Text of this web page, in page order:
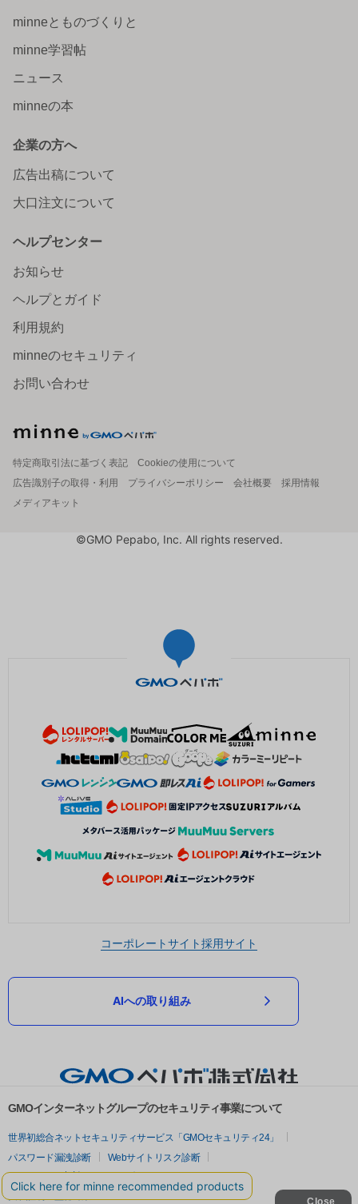
minneとものづくりと
minne学習帖
ニュース
minneの本
企業の方へ
広告出稿について
大口注文について
ヘルプセンター
お知らせ
ヘルプとガイド
利用規約
minneのセキュリティ
お問い合わせ
特定商取引法に基づく表記
Cookieの使用について
広告識別子の取得・利用
プライバシーポリシー 会社概要
採用情報
メディアキット
©GMO Pepabo, Inc. All rights reserved.
コーポレートサイト採用サイト
AIへの取り組み
GMOインターネットグループのセキュリティ事業について
世界初総合ネットセキュリティサービス「GMOセキュリティ24」
パスワード漏洩診断
Webサイトリスク診断
セキュリティ相談AIチャットボット
実在証明・盗聴対策